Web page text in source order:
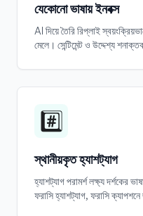
যেকোনো ভাষায় ইনবক্স
AI দিয়ে তৈরি রিপ্লাই
মেলে। সেন্টিমেন্ট ও উদ্দেশ্য
#️⃣
স্থানীয়কৃত হ্যাশট্যাগ
হ্যাশট্যাগ পরামর্শ লক্ষ্য দর্শকের
ফরাসি হ্যাশট্যাগ, ফরাসি